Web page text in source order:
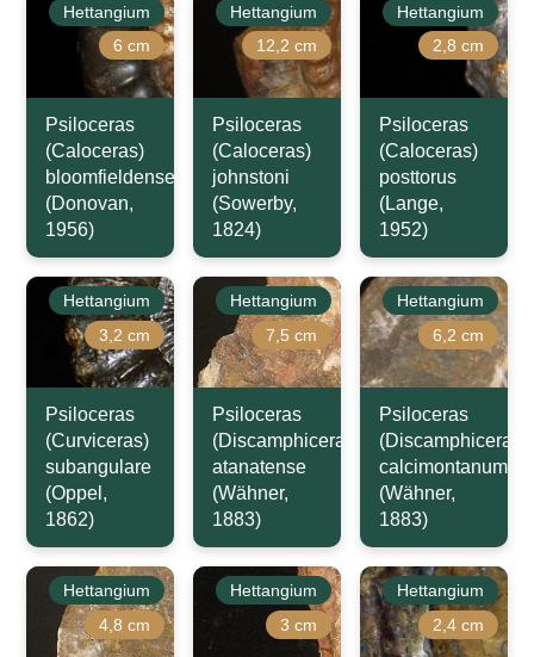
Hettangium
6 cm
Psiloceras
(Caloceras)
bloomfieldense
(Donovan,
1956)
Hettangium
12,2 cm
Psiloceras
(Caloceras)
johnstoni
(Sowerby,
1824)
Hettangium
2,8 cm
Psiloceras
(Caloceras)
posttorus
(Lange,
1952)
Hettangium
3,2 cm
Psiloceras
(Curviceras)
subangulare
(Oppel,
1862)
Hettangium
7,5 cm
Psiloceras
(Discamphiceras)
atanatense
(Wähner,
1883)
Hettangium
6,2 cm
Psiloceras
(Discamphiceras)
calcimontanum
(Wähner,
1883)
Hettangium
4,8 cm
Hettangium
3 cm
Hettangium
2,4 cm